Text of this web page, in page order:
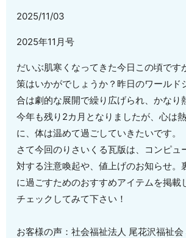
2025/11/03
2025年11月号
だいぶ肌寒くなってきた今日この頃です
策はいかがでしょうか？昨日のワールド
合は劇的な展開で繰り広げられ、かなり
今年も残り2カ月となりましたが、心は
に、体は温めて過ごしていきたいです。
さて今回のりさいくる瓦版は、コンピュ
対する注意喚起や、値上げのお知らせ。
に過ごすためのおすすめアイテムを掲載
チェックしてみて下さい！
お客様の声：社会福祉法人 尾花沢福祉会